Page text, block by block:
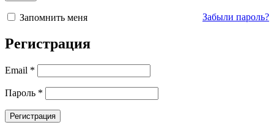
Забыли пароль?
Запомнить меня
Регистрация
Email *
Пароль *
Регистрация